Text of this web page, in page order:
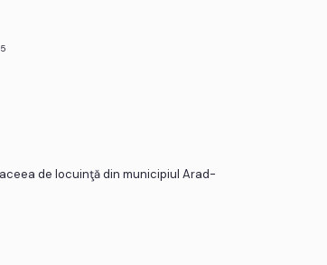
de locuinţă din municipiul Arad-